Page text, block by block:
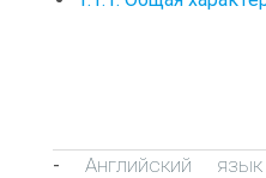
- Английский язык